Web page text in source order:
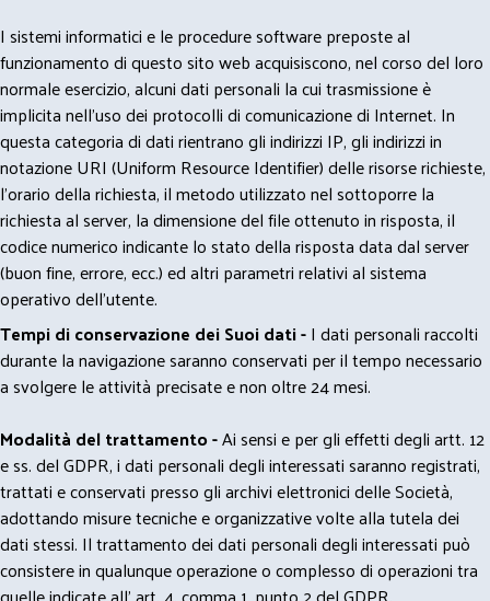
I sistemi informatici e le procedure software preposte al
funzionamento di questo sito web acquisiscono, nel corso del loro
normale esercizio, alcuni dati personali la cui trasmissione è
implicita nell'uso dei protocolli di comunicazione di Internet. In
questa categoria di dati rientrano gli indirizzi IP, gli indirizzi in
notazione URI (Uniform Resource Identifier) delle risorse richieste,
l'orario della richiesta, il metodo utilizzato nel sottoporre la
richiesta al server, la dimensione del file ottenuto in risposta, il
codice numerico indicante lo stato della risposta data dal server
(buon fine, errore, ecc.) ed altri parametri relativi al sistema
operativo dell'utente.
Tempi di conservazione dei Suoi dati -I dati personali raccolti
durante la navigazione saranno conservati per il tempo necessario
a svolgere le attività precisate e non oltre 24 mesi.
Modalità del trattamento -Ai sensi e per gli effetti degli artt. 12
e ss. del GDPR, i dati personali degli interessati saranno registrati,
trattati e conservati presso gli archivi elettronici delle Società,
adottando misure tecniche e organizzative volte alla tutela dei
dati stessi. Il trattamento dei dati personali degli interessati può
consistere in qualunque operazione o complesso di operazioni tra